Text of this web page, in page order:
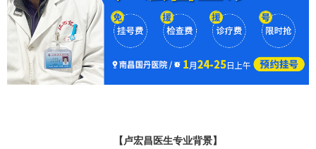
【卢宏昌医生专业背景】